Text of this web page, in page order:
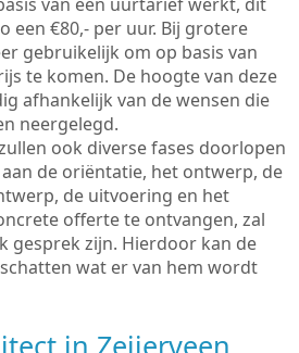
een €80,- per uur. Bij grotere
gebruikelijk om op basis van
te komen. De hoogte van deze
afhankelijk van de wensen die
neergelegd.
ook diverse fases doorlopen
de oriëntatie, het ontwerp, de
de uitvoering en het
offerte te ontvangen, zal
gesprek zijn. Hierdoor kan de
wat er van hem wordt
in Zeijerveen